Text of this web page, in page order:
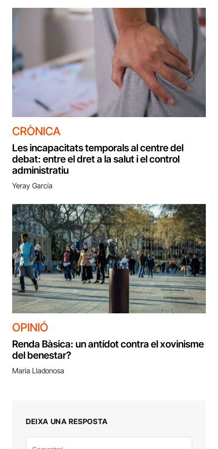
CRÒNICA
Les incapacitats temporals al centre del
debat: entre el dret a la salut i el control
administratiu
Yeray García
OPINIÓ
Renda Bàsica: un antídot contra el xovinisme
del benestar?
Maria Lladonosa
DEIXA UNA RESPOSTA